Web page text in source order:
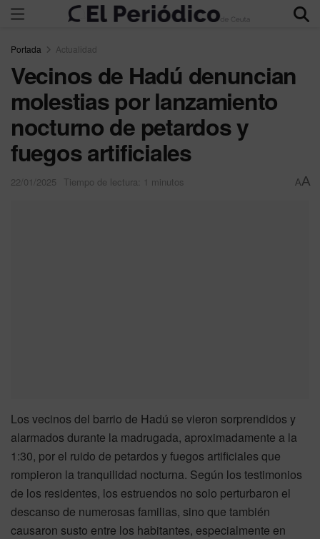
Portada Actualidad
Vecinos de Hadú denuncian
molestias por lanzamiento
nocturno de petardos y
fuegos artificiales
22/01/2025 Tiempo de lectura: 1 minutos AA
Los vecinos del barrio de Hadú se vieron sorprendidos y
alarmados durante la madrugada, aproximadamente a la
1:30, por el ruido de petardos y fuegos artificiales que
rompieron la tranquilidad nocturna. Según los testimonios
de los residentes, los estruendos no solo perturbaron el
descanso de numerosas familias, sino que también
causaron susto entre los habitantes, especialmente en